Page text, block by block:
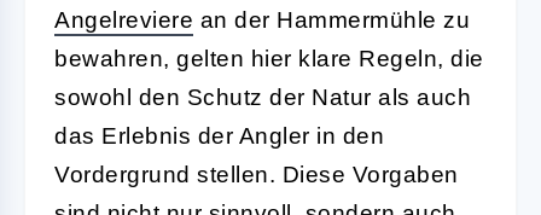
Angelreviere an der Hammermühle zu
bewahren, gelten hier klare Regeln, die
sowohl den Schutz der Natur als auch
das Erlebnis der Angler in den
Vordergrund stellen. Diese Vorgaben